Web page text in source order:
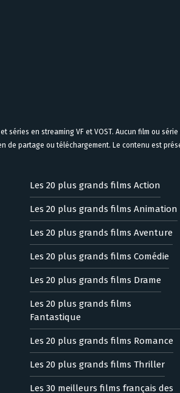
en streaming VF et VOST. Aucun film ou
de partage ou téléchargement. Le contenu est
Les 20 plus grands films Action
Les 20 plus grands films Animation
Les 20 plus grands films Aventure
Les 20 plus grands films Comédie
Les 20 plus grands films Drame
Les 20 plus grands films
Fantastique
Les 20 plus grands films Romance
Les 20 plus grands films Thriller
Les 30 meilleurs films français des